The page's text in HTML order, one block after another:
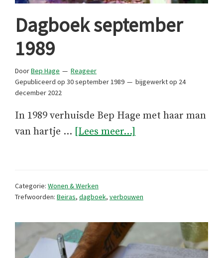
Dagboek september
1989
DoorBep Hage
Reageer
Gepubliceerd op 30 september 1989 bijgewerkt op 24
december 2022
In 1989 verhuisde Bep Hage met haar man
van hartje … [Lees meer...]
Categorie: Wonen & Werken
Trefwoorden: Beiras, dagboek, verbouwen